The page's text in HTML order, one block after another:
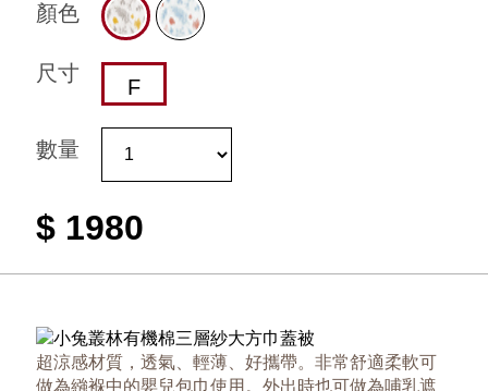
顏色
尺寸
F
數量
$ 1980
超涼感材質，透氣、輕薄、好攜帶。非常舒適柔軟可
做為繈褓中的嬰兒包巾使用。外出時也可做為哺乳遮